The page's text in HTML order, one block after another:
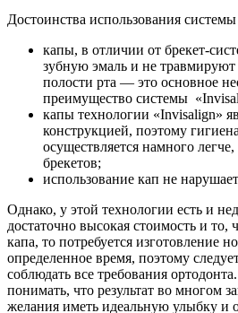
Достоинства использования
капы, в отличии от брекет-
зубную эмаль и не травмируют
полости рта — это основное
преимущество системы
капы технологии «Invisalign»
конструкцией, поэтому
осуществляется намного
брекетов;
использование кап не
Однако, у этой технологии есть и
достаточно высокая стоимость и то,
капа, то потребуется изготовление
определенное время, поэтому
соблюдать все требования
понимать, что результат во многом
желания иметь идеальную улыбку и